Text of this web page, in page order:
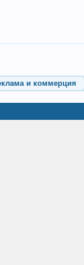
и коммерция